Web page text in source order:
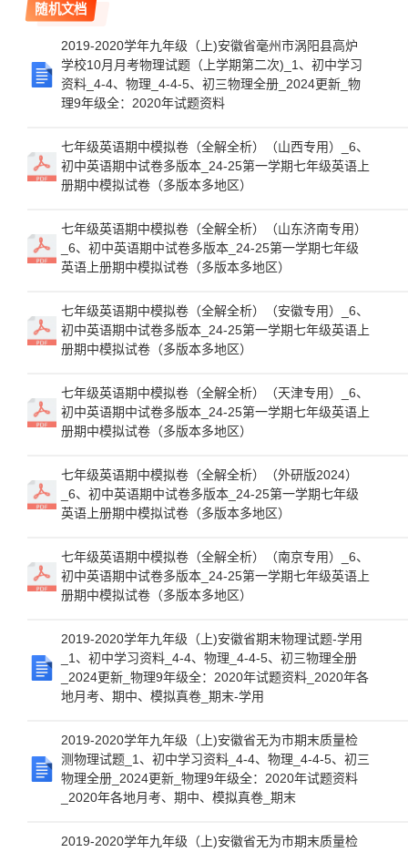
随机文档
2019-2020学年九年级（上)安徽省毫州市涡阳县高炉
学校10月月考物理试题（上学期第二次)_1、初中学习
资料_4-4、物理_4-4-5、初三物理全册_2024更新_物
理9年级全：2020年试题资料
七年级英语期中模拟卷（全解全析）（山西专用）_6、
初中英语期中试卷多版本_24-25第一学期七年级英语上
册期中模拟试卷（多版本多地区）
七年级英语期中模拟卷（全解全析）（山东济南专用）
_6、初中英语期中试卷多版本_24-25第一学期七年级
英语上册期中模拟试卷（多版本多地区）
七年级英语期中模拟卷（全解全析）（安徽专用）_6、
初中英语期中试卷多版本_24-25第一学期七年级英语上
册期中模拟试卷（多版本多地区）
七年级英语期中模拟卷（全解全析）（天津专用）_6、
初中英语期中试卷多版本_24-25第一学期七年级英语上
册期中模拟试卷（多版本多地区）
七年级英语期中模拟卷（全解全析）（外研版2024）
_6、初中英语期中试卷多版本_24-25第一学期七年级
英语上册期中模拟试卷（多版本多地区）
七年级英语期中模拟卷（全解全析）（南京专用）_6、
初中英语期中试卷多版本_24-25第一学期七年级英语上
册期中模拟试卷（多版本多地区）
2019-2020学年九年级（上)安徽省期末物理试题-学用
_1、初中学习资料_4-4、物理_4-4-5、初三物理全册
_2024更新_物理9年级全：2020年试题资料_2020年各
地月考、期中、模拟真卷_期末-学用
2019-2020学年九年级（上)安徽省无为市期末质量检
测物理试题_1、初中学习资料_4-4、物理_4-4-5、初三
物理全册_2024更新_物理9年级全：2020年试题资料
_2020年各地月考、期中、模拟真卷_期末
2019-2020学年九年级（上)安徽省无为市期末质量检